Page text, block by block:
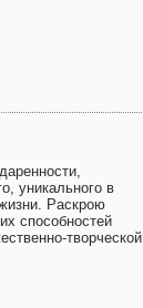
уникального в
Раскрою
способностей
творческой